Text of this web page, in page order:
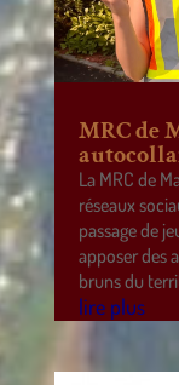
MRC de
La MRC de
réseaux
passage de
apposer des
bruns du
lire plus